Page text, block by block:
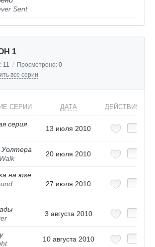
Sent
1
11 / Просмотрено: 0
все серии
СЕРИИ ДАТА ДЕЙСТВИЯ
серия
13 июля 2010
Уолтера
20 июля 2010
на юге
27 июля 2010
3 августа 2010
10 августа 2010